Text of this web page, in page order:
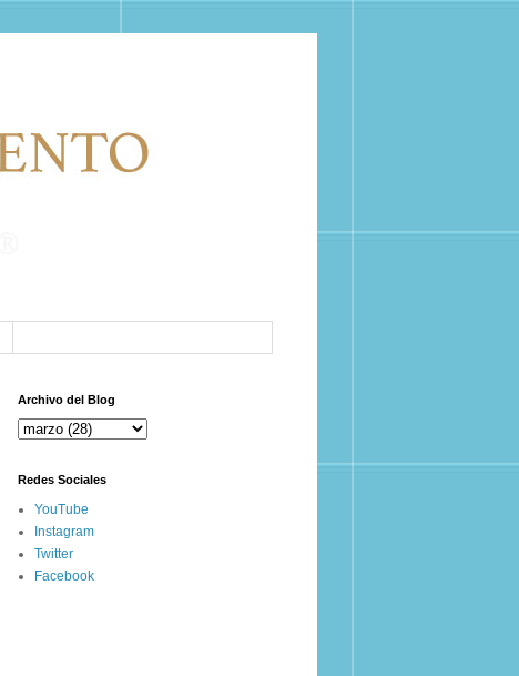
Archivo del Blog
Redes Sociales
YouTube
Instagram
Twitter
Facebook